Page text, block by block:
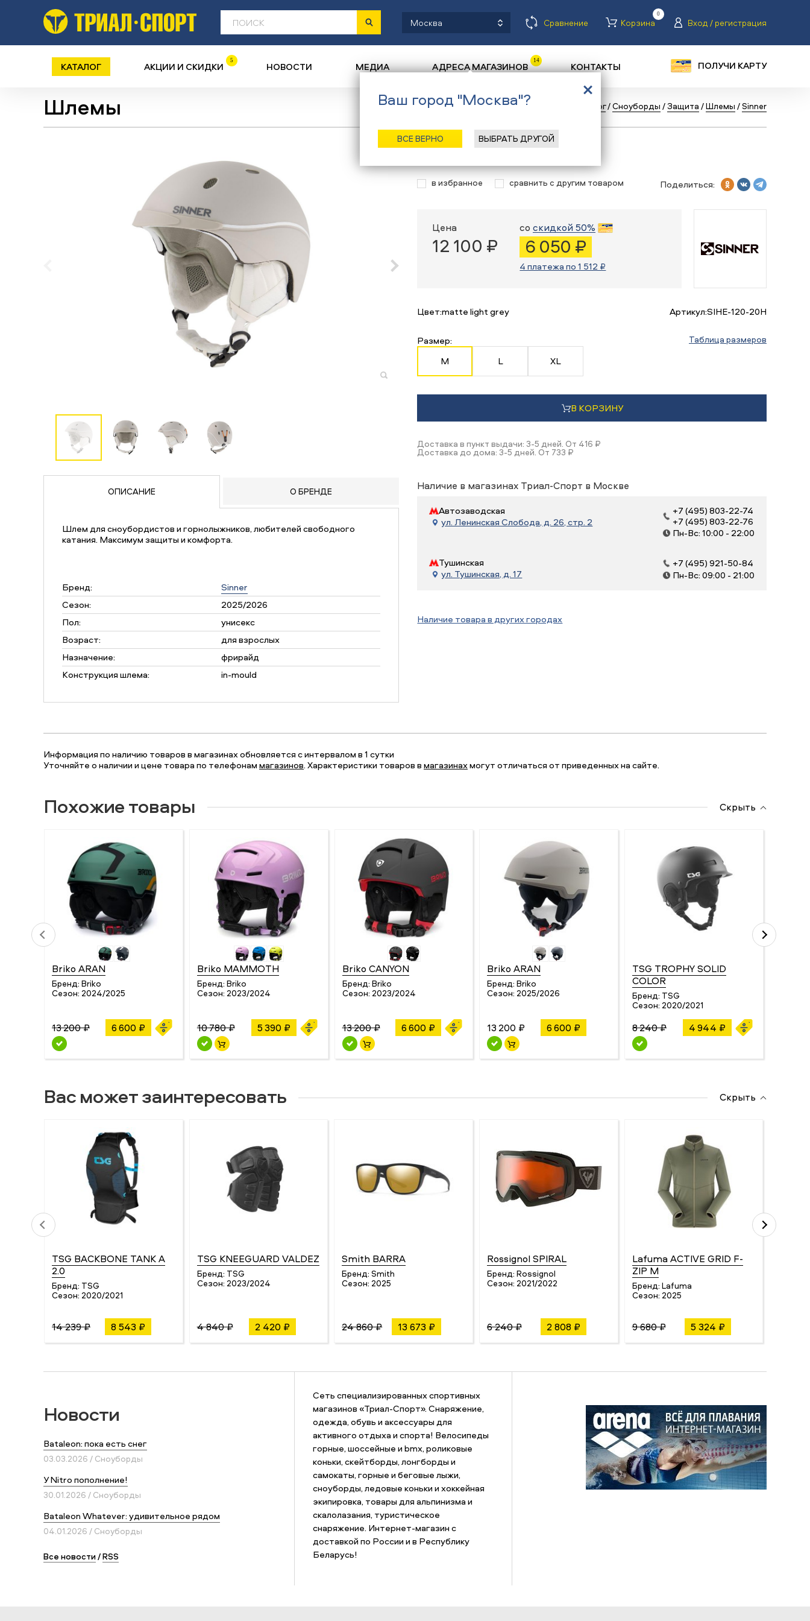
Москва Сравнение Корзина
0
Вход / регистрация
КАТАЛОГ АКЦИИ И СКИДКИ 5 НОВОСТИ МЕДИА АДРЕСА МАГАЗИНОВ 14 КОНТАКТЫ ПОЛУЧИ КАРТУ
Шлемы Назад / Каталог/Сноуборды /Защита /Шлемы /Sinner
ОПИСАНИЕ О БРЕНДЕ
Шлем для сноубордистов и горнолыжников, любителей свободного
катания. Максимум защиты и комфорта.
Бренд:
Sinner
Сезон:
2025/2026
Пол:
унисекс
Возраст:
для взрослых
Назначение:
фрирайд
Конструкция шлема:
in-mould
Шлем Sinner TITAN
в избранное сравнить с другим товаром Поделиться:
Цена
12 100 ₽
соскидкой 50%
6 050 ₽
4 платежа по 1 512 ₽
Цвет:matte light grey Артикул:SIHE-120-20H
Размер: Таблица размеров
M L XL
В КОРЗИНУ
Доставка в пункт выдачи: 3-5 дней. От 416 ₽
Доставка до дома: 3-5 дней. От 733 ₽
Наличие в магазинах Триал-Спорт в Москве
Автозаводская
ул. Ленинская Слобода, д. 26, стр. 2
+7 (495) 803-22-74
+7 (495) 803-22-76
Пн-Вс: 10:00 - 22:00
Тушинская
ул. Тушинская, д. 17
+7 (495) 921-50-84
Пн-Вс: 09:00 - 21:00
Наличие товара в других городах
Информация по наличию товаров в магазинах обновляется с интервалом в 1 сутки
Уточняйте о наличии и цене товара по телефонаммагазинов. Характеристики товаров вмагазинахмогут отличаться от приведенных на сайте.
Похожие товары Скрыть
Briko ARAN
Бренд: Briko
Сезон: 2024/2025
13 200 ₽ 6 600 ₽
Briko MAMMOTH
Бренд: Briko
Сезон: 2023/2024
10 780 ₽ 5 390 ₽
Briko CANYON
Бренд: Briko
Сезон: 2023/2024
13 200 ₽ 6 600 ₽
Briko ARAN
Бренд: Briko
Сезон: 2025/2026
13 200 ₽ 6 600 ₽
TSG TROPHY SOLID
COLOR
Бренд: TSG
Сезон: 2020/2021
8 240 ₽ 4 944 ₽
Вас может заинтересовать Скрыть
TSG BACKBONE TANK A
2.0
Бренд: TSG
Сезон: 2020/2021
14 239 ₽ 8 543 ₽
TSG KNEEGUARD VALDEZ
Бренд: TSG
Сезон: 2023/2024
4 840 ₽ 2 420 ₽
Smith BARRA
Бренд: Smith
Сезон: 2025
24 860 ₽ 13 673 ₽
Rossignol SPIRAL
Бренд: Rossignol
Сезон: 2021/2022
6 240 ₽ 2 808 ₽
Lafuma ACTIVE GRID F-
ZIP M
Бренд: Lafuma
Сезон: 2025
9 680 ₽ 5 324 ₽
Новости
Bataleon: пока есть снег
03.03.2026 / Сноуборды
У Nitro пополнение!
30.01.2026 / Сноуборды
Bataleon Whatever: удивительное рядом
04.01.2026 / Сноуборды
Все новости/RSS
Сеть специализированных спортивных
магазинов «Триал-Спорт». Снаряжение,
одежда, обувь и аксессуары для
активного отдыха и спорта! Велосипеды
горные, шоссейные и bmx, роликовые
коньки, скейтборды, лонгборды и
самокаты, горные и беговые лыжи,
сноуборды, ледовые коньки и хоккейная
экипировка, товары для альпинизма и
скалолазания, туристическое
снаряжение. Интернет-магазин с
доставкой по России и в Республику
Беларусь!
Ваш город "Москва"?
ВСЕ ВЕРНО ВЫБРАТЬ ДРУГОЙ